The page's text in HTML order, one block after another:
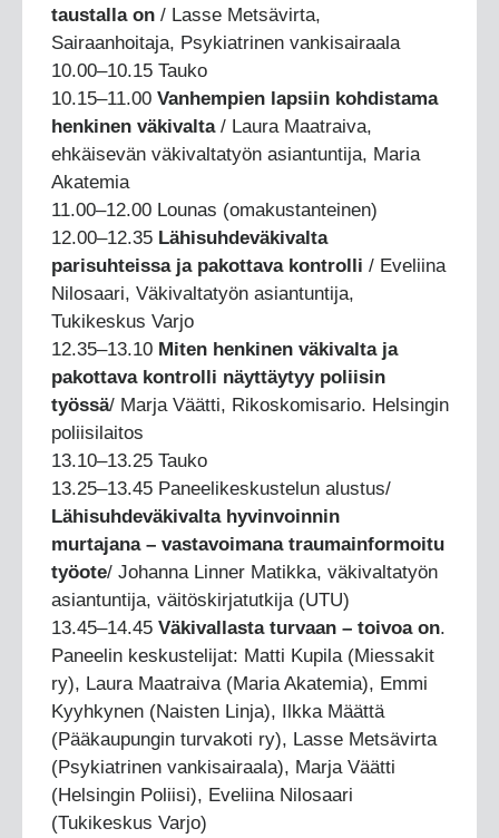
taustalla on / Lasse Metsävirta,
Sairaanhoitaja, Psykiatrinen vankisairaala
10.00–10.15 Tauko
10.15–11.00 Vanhempien lapsiin kohdistama
henkinen väkivalta/ Laura Maatraiva,
ehkäisevän väkivaltatyön asiantuntija, Maria
Akatemia
11.00–12.00 Lounas (omakustanteinen)
12.00–12.35 Lähisuhdeväkivalta
parisuhteissa ja pakottava kontrolli / Eveliina
Nilosaari, Väkivaltatyön asiantuntija,
Tukikeskus Varjo
12.35–13.10 Miten henkinen väkivalta ja
pakottava kontrolli näyttäytyy poliisin
työssä/ Marja Väätti, Rikoskomisario. Helsingin
poliisilaitos
13.10–13.25 Tauko
13.25–13.45 Paneelikeskustelun alustus/
Lähisuhdeväkivalta hyvinvoinnin
murtajana – vastavoimana traumainformoitu
työote/ Johanna Linner Matikka, väkivaltatyön
asiantuntija, väitöskirjatutkija (UTU)
13.45–14.45 Väkivallasta turvaan – toivoa on.
Paneelin keskustelijat: Matti Kupila (Miessakit
ry), Laura Maatraiva (Maria Akatemia), Emmi
Kyyhkynen (Naisten Linja), Ilkka Määttä
(Pääkaupungin turvakoti ry), Lasse Metsävirta
(Psykiatrinen vankisairaala), Marja Väätti
(Helsingin Poliisi), Eveliina Nilosaari
(Tukikeskus Varjo)